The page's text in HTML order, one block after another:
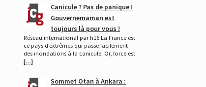
Canicule ? Pas de panique !
Gouvernemaman est
toujours là pour vous !
Réseau international par h16 La France est
ce pays d’extrêmes qui passe facilement
des inondations à la canicule. Or, force est
[…]
Sommet Otan à Ankara :